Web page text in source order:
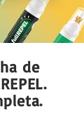
de